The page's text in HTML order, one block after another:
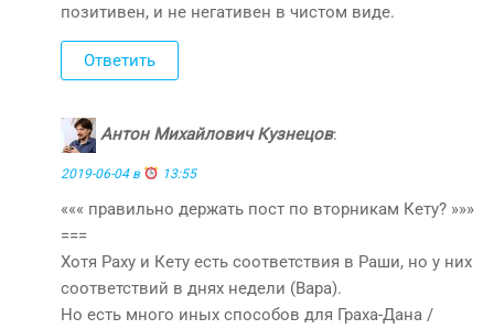
позитивен, и не негативен в чистом виде.
Ответить
Антон Михайлович Кузнецов:
2019-06-04 в 13:55
««« правильно держать пост по вторникам Кету? »»»
===
Хотя Раху и Кету есть соответствия в Раши, но у них
соответствий в днях недели (Вара).
Но есть много иных способов для Граха-Дана /